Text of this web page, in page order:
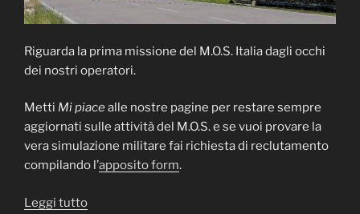
Riguarda la prima missione del M.O.S. Italia dagli occhi
dei nostri operatori.
Metti Mi piacealle nostre pagine per restare sempre
aggiornati sulle attività del M.O.S. e se vuoi provare la
vera simulazione militare fai richiesta di reclutamento
compilando l’apposito form.
Leggi tutto“M.O.S.